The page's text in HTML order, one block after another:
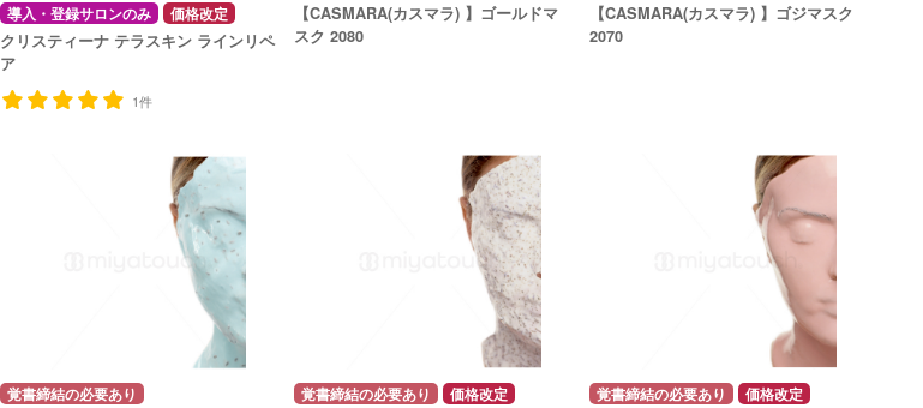
導入・登録サロンのみ
価格改定
クリスティーナ テラスキン ラインリペ
ア
1件
【CASMARA(カスマラ) 】ゴールドマ
スク 2080
【CASMARA(カスマラ) 】ゴジマスク
2070
覚書締結の必要あり
覚書締結の必要あり
価格改定
覚書締結の必要あり
価格改定